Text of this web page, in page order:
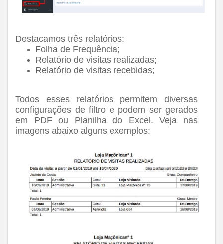
Destacamos três relatórios:
Folha de Frequência;
Relatório de visitas realizadas;
Relatório de visitas recebidas;
Todos esses relatórios permitem diversas
configurações de filtro e podem ser gerados
em PDF ou Planilha do Excel. Veja nas
imagens abaixo alguns exemplos: